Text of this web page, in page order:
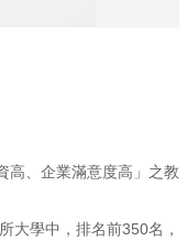
高、企業滿意度高」之教
大學中，排名前350名，